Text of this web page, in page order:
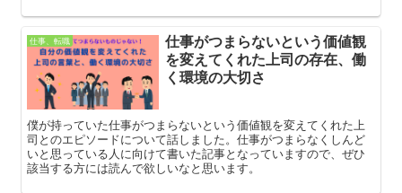
仕事、転職
仕事がつまらないという価値観
を変えてくれた上司の存在、働
く環境の大切さ
僕が持っていた仕事がつまらないという価値観を変えてくれた上
司とのエピソードについて話しました。仕事がつまらなくしんど
いと思っている人に向けて書いた記事となっていますので、ぜひ
該当する方には読んで欲しいなと思います。